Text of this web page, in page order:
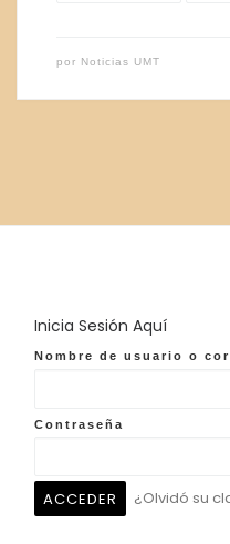
por Noticias UMT
Inicia Sesión Aquí
Nombre de usuario o
Contraseña
¿Olvidó su